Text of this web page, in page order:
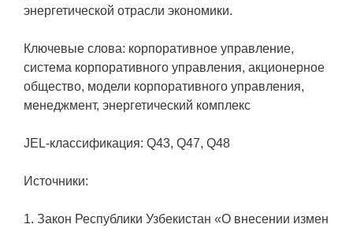
энергетической отрасли экономики.
Ключевые слова: корпоративное управление,
система корпоративного управления, акционерное
общество, модели корпоративного управления,
менеджмент, энергетический комплекс
JEL-классификация: Q43, Q47, Q48
Источники:
1. Закон Республики Узбекистан «О внесении измен